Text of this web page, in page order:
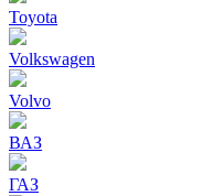
Toyota
Volkswagen
Volvo
ВАЗ
ГАЗ